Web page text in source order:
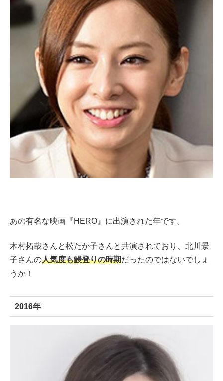
あの有名な映画『HERO』に出演された年です。
木村拓哉さんと松たか子さんと共演されており、北川景
子さんの人気度も鰻登りの時期だったのではないでしょ
うか！
2016年